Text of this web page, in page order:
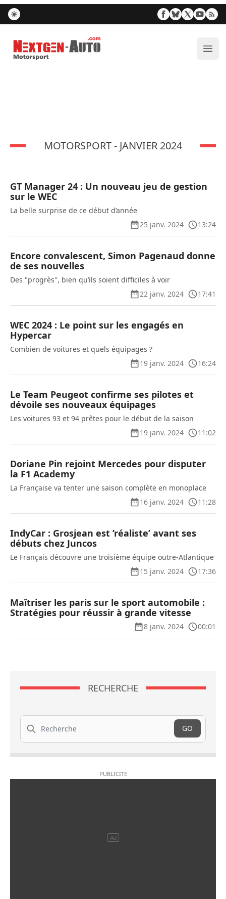
Nextgen-Auto.com
MOTORSPORT - JANVIER 2024
GT Manager 24 : Un nouveau jeu de gestion
sur le WEC
La belle surprise de ce début d’année
25 janv. 2024
13:24
Encore convalescent, Simon Pagenaud donne
de ses nouvelles
Des "progrès", bien qu’ils soient difficiles à voir
22 janv. 2024
17:41
WEC 2024 : Le point sur les engagés en
Hypercar
Combien de voitures et quels équipages ?
19 janv. 2024
16:24
Le Team Peugeot confirme ses pilotes et
dévoile ses nouveaux équipages
Les voitures 93 et 94 prêtes pour le début de la saison
19 janv. 2024
11:02
Doriane Pin rejoint Mercedes pour disputer
la F1 Academy
La Française va tenter une saison complète en monoplace
16 janv. 2024
11:28
IndyCar : Grosjean est ’réaliste’ avant ses
débuts chez Juncos
Le Français découvre une troisième équipe outre-Atlantique
15 janv. 2024
17:36
Maîtriser les paris sur le sport automobile :
Stratégies pour réussir à grande vitesse
8 janv. 2024 00:01
RECHERCHE
Recherche
GO